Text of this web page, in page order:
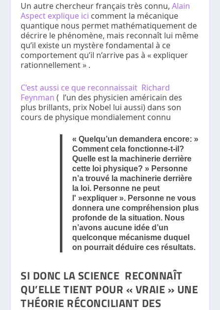
Un autre chercheur français très connu,Alain
Aspect explique ici comment la mécanique
quantique nous permet mathématiquement de
décrire le phénomène, mais reconnaît lui même
qu’il existe un mystère fondamental à ce
comportement qu’il n’arrive pas à « expliquer
rationnellement » .
C’est aussi ce que reconnaissait Richard
Feynman ( l’un des physicien américain des
plus brillants, prix Nobel lui aussi) dans son
cours de physique mondialement connu
« Quelqu’un demandera encore: »
Comment cela fonctionne-t-il?
Quelle est la machinerie derrière
cette loi physique? » Personne
n’a trouvé la machinerie derrière
la loi. Personne ne peut
l' »expliquer ». Personne ne vous
donnera une compréhension plus
profonde de la situation. Nous
n’avons aucune idée d’un
quelconque mécanisme duquel
on pourrait déduire ces résultats.
SI DONC LA SCIENCE RECONNAÎT
QU’ELLE TIENT POUR « VRAIE » UNE
THÉORIE RÉCONCILIANT DES